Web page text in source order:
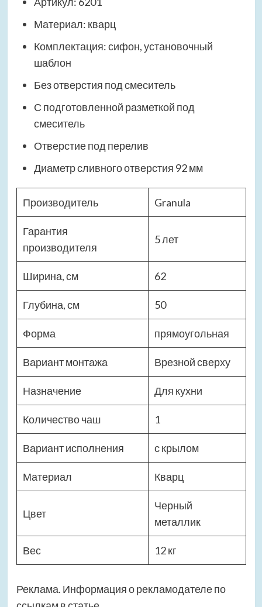
Материал: кварц
Комплектация: сифон, установочный
шаблон
Без отверстия под смеситель
С подготовленной разметкой под
смеситель
Отверстие под перелив
Диаметр сливного отверстия 92 мм
Производитель Granula
Гарантия
производителя
5 лет
Ширина, см 62
Глубина, см 50
Форма прямоугольная
Вариант монтажа Врезной сверху
Назначение Для кухни
Количество чаш 1
Вариант исполнения с крылом
Материал Кварц
Цвет
Черный
металлик
Вес 12 кг
Реклама. Информация о рекламодателе по